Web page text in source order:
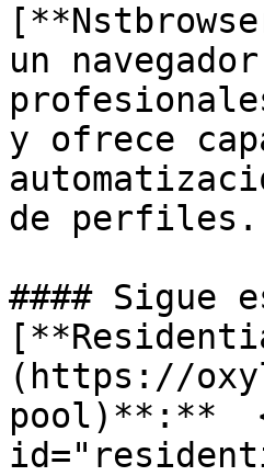
un
y ofrece
de perfiles.
#### Sigue
(https://
pool)**:**